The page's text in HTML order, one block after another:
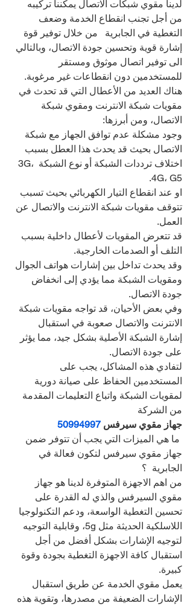
لدينا مقوي شبكات الاتصال يمكننا تركيبه
من أجل تجنب انقطاع الخدمة وضعف
التغطية في الجابرية   من خلال توفير قوة
إشارة قوية وتحسين جودة الاتصال، وبالتالي
الى توفير اتصال موثوق ومستقر
للمستخدمين دون انقطاعات غير مرغوبة.
هناك العديد من الأعطال التي قد تحدث في
مقويات شبكة الانترنت ومقوي شبكة
الاتصال، ومن أبرزها:
وجود مشكلة عدم توافق الجهاز مع شبكة
الاتصال بحيث قد يحدث هذا العطل بسبب
اختلاف ترددات الشبكة أو نوع الشبكة 3G،
4G، G5.
او عند انقطاع التيار الكهربائي بحيث تسبب
تتوقف مقويات شبكة الانترنت والاتصال عن
العمل.
قد تتعرض المقويات لأعطال داخلية بسبب
التلف أو الصدمات الخارجية.
وقد يحدث تداخل بين إشارات هواتف الجوال
ومقويات الشبكة مما يؤدي إلى انخفاض
جودة الاتصال.
وفي بعض الأحيان، قد تواجه مقويات شبكة
الانترنت والاتصال صعوبة في استقبال
إشارة الشبكة الأصلية بشكل جيد، مما يؤثر
على جودة الاتصال.
لتفادي هذه المشاكل، يجب على
المستخدمين الحفاظ على صيانة دورية
لمقويات الشبكة واتباع التعليمات المقدمة
من الشركة
جهاز مقوي سيرفس 50994997
ما هي الميزات التي يجب أن تتوفر ضمن
جهاز مقوي سيرفس لتكون فعالة في
الجابرية  ؟
من اهم الاجهزة المتوفرة لدينا هو جهاز
مقوي السيرفس والذي له القدرة على
تحسين التغطية الواسعة، ودعم التكنولوجيا
اللاسلكية الحديثة مثل 5g، وقابلية التوجيه
لتوجيه الإشارات بشكل أفضل من أجل
استقبال كافة الاجهزة التغطية بجودة وقوة
كبيرة.
يعمل مقوي الخدمة عن طريق استقبال
الإشارات الضعيفة من مصدرها، وتقوية هذه